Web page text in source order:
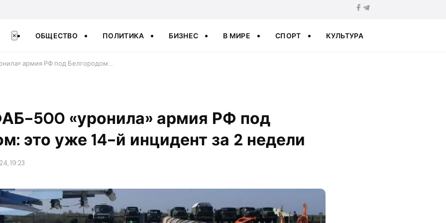
× ОБЩЕСТВО ПОЛИТИКА БИЗНЕС В МИРЕ СПОРТ КУЛЬТУРА
армия РФ под Белгородом:…
500 «уронила» армия РФ под
это уже 14-й инцидент за 2 недели
19:23